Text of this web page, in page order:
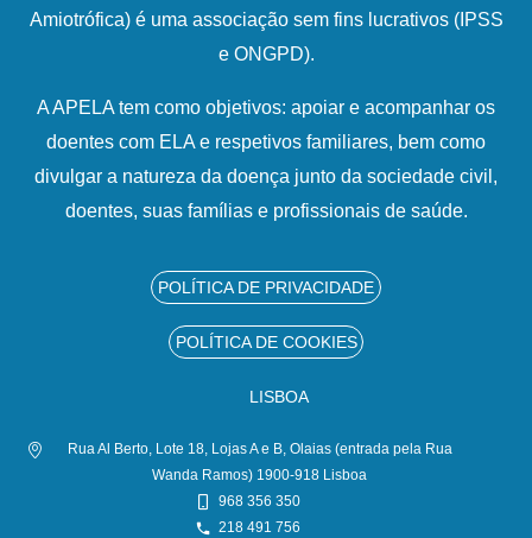
Amiotrófica) é uma associação sem fins lucrativos (IPSS
e ONGPD).
A APELA tem como objetivos: apoiar e acompanhar os
doentes com ELA e respetivos familiares, bem como
divulgar a natureza da doença junto da sociedade civil,
doentes, suas famílias e profissionais de saúde.
POLÍTICA DE PRIVACIDADE
POLÍTICA DE COOKIES
LISBOA
Rua Al Berto, Lote 18, Lojas A e B, Olaias (entrada pela Rua
Wanda Ramos) 1900-918 Lisboa
968 356 350
218 491 756